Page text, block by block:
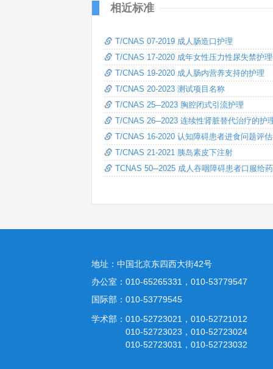
相近标准
T/CNAS 07-2019 成人肠造口护理
T/CNAS 17-2020 成年女性压力性尿失禁护
T/CNAS 19-2020 成人肠内营养支持的护理
T/CNAS 20-2023 测试项目名称
T/CNAS 25─2023 胸腔闭式引流护理
T/CNAS 26─2023 连续性肾脏替代治疗的护
T/CNAS 16-2020 认知障碍患者进食问题评
T/CNAS 21-2021 胰岛素皮下注射
TCNAS 50─2025 成人吞咽障碍患者口服给
地址：中国北京东四西大街42号
办公室：010-65265331，010-53779547
国际部：010-53779545
学术部：010-52723021，010-52721012
010-52723023，010-52723024
010-52723031，010-52723032